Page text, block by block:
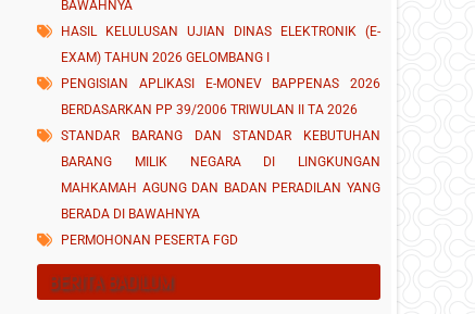
BAWAHNYA
HASIL KELULUSAN UJIAN DINAS ELEKTRONIK (E-
EXAM) TAHUN 2026 GELOMBANG I
PENGISIAN APLIKASI E-MONEV BAPPENAS 2026
BERDASARKAN PP 39/2006 TRIWULAN II TA 2026
STANDAR BARANG DAN STANDAR KEBUTUHAN
BARANG MILIK NEGARA DI LINGKUNGAN
MAHKAMAH AGUNG DAN BADAN PERADILAN YANG
BERADA DI BAWAHNYA
PERMOHONAN PESERTA FGD
BERITA BADILUM